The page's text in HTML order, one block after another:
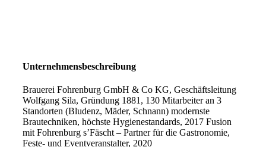
Unternehmensbeschreibung
Brauerei Fohrenburg GmbH & Co KG, Geschäftsleitung
Wolfgang Sila, Gründung 1881, 130 Mitarbeiter an 3
Standorten (Bludenz, Mäder, Schnann) modernste
Brautechniken, höchste Hygienestandards, 2017 Fusion
mit Fohrenburg s’Fäscht – Partner für die Gastronomie,
Feste- und Eventveranstalter, 2020